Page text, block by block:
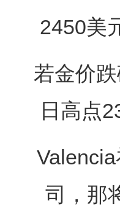
2450美
若金价
日高点
司，那